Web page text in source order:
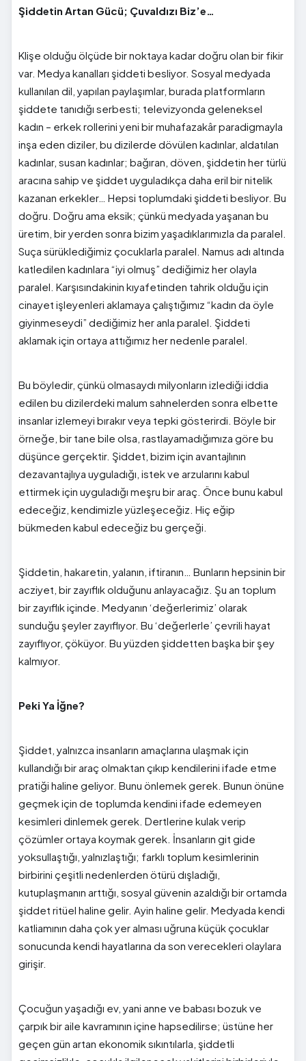
Şiddetin Artan Gücü; Çuvaldızı Biz’e…
Klişe olduğu ölçüde bir noktaya kadar doğru olan bir fikir
var. Medya kanalları şiddeti besliyor. Sosyal medyada
kullanılan dil, yapılan paylaşımlar, burada platformların
şiddete tanıdığı serbesti; televizyonda geleneksel
kadın – erkek rollerini yeni bir muhafazakâr paradigmayla
inşa eden diziler, bu dizilerde dövülen kadınlar, aldatılan
kadınlar, susan kadınlar; bağıran, döven, şiddetin her türlü
aracına sahip ve şiddet uyguladıkça daha eril bir nitelik
kazanan erkekler… Hepsi toplumdaki şiddeti besliyor. Bu
doğru. Doğru ama eksik; çünkü medyada yaşanan bu
üretim, bir yerden sonra bizim yaşadıklarımızla da paralel.
Suça sürüklediğimiz çocuklarla paralel. Namus adı altında
katledilen kadınlara “iyi olmuş” dediğimiz her olayla
paralel. Karşısındakinin kıyafetinden tahrik olduğu için
cinayet işleyenleri aklamaya çalıştığımız “kadın da öyle
giyinmeseydi” dediğimiz her anla paralel. Şiddeti
aklamak için ortaya attığımız her nedenle paralel.
Bu böyledir, çünkü olmasaydı milyonların izlediği iddia
edilen bu dizilerdeki malum sahnelerden sonra elbette
insanlar izlemeyi bırakır veya tepki gösterirdi. Böyle bir
örneğe, bir tane bile olsa, rastlayamadığımıza göre bu
düşünce gerçektir. Şiddet, bizim için avantajlının
dezavantajlıya uyguladığı, istek ve arzularını kabul
ettirmek için uyguladığı meşru bir araç. Önce bunu kabul
edeceğiz, kendimizle yüzleşeceğiz. Hiç eğip
bükmeden kabul edeceğiz bu gerçeği.
Şiddetin, hakaretin, yalanın, iftiranın… Bunların hepsinin bir
acziyet, bir zayıflık olduğunu anlayacağız. Şu an toplum
bir zayıflık içinde. Medyanın ‘değerlerimiz’ olarak
sunduğu şeyler zayıflıyor. Bu ‘değerlerle’ çevrili hayat
zayıflıyor, çöküyor. Bu yüzden şiddetten başka bir şey
kalmıyor.
Peki Ya İğne?
Şiddet, yalnızca insanların amaçlarına ulaşmak için
kullandığı bir araç olmaktan çıkıp kendilerini ifade etme
pratiği haline geliyor. Bunu önlemek gerek. Bunun önüne
geçmek için de toplumda kendini ifade edemeyen
kesimleri dinlemek gerek. Dertlerine kulak verip
çözümler ortaya koymak gerek. İnsanların git gide
yoksullaştığı, yalnızlaştığı; farklı toplum kesimlerinin
birbirini çeşitli nedenlerden ötürü dışladığı,
kutuplaşmanın arttığı, sosyal güvenin azaldığı bir ortamda
şiddet ritüel haline gelir. Ayin haline gelir. Medyada kendi
katliamının daha çok yer alması uğruna küçük çocuklar
sonucunda kendi hayatlarına da son verecekleri olaylara
girişir.
Çocuğun yaşadığı ev, yani anne ve babası bozuk ve
çarpık bir aile kavramının içine hapsedilirse; üstüne her
geçen gün artan ekonomik sıkıntılarla, şiddetli